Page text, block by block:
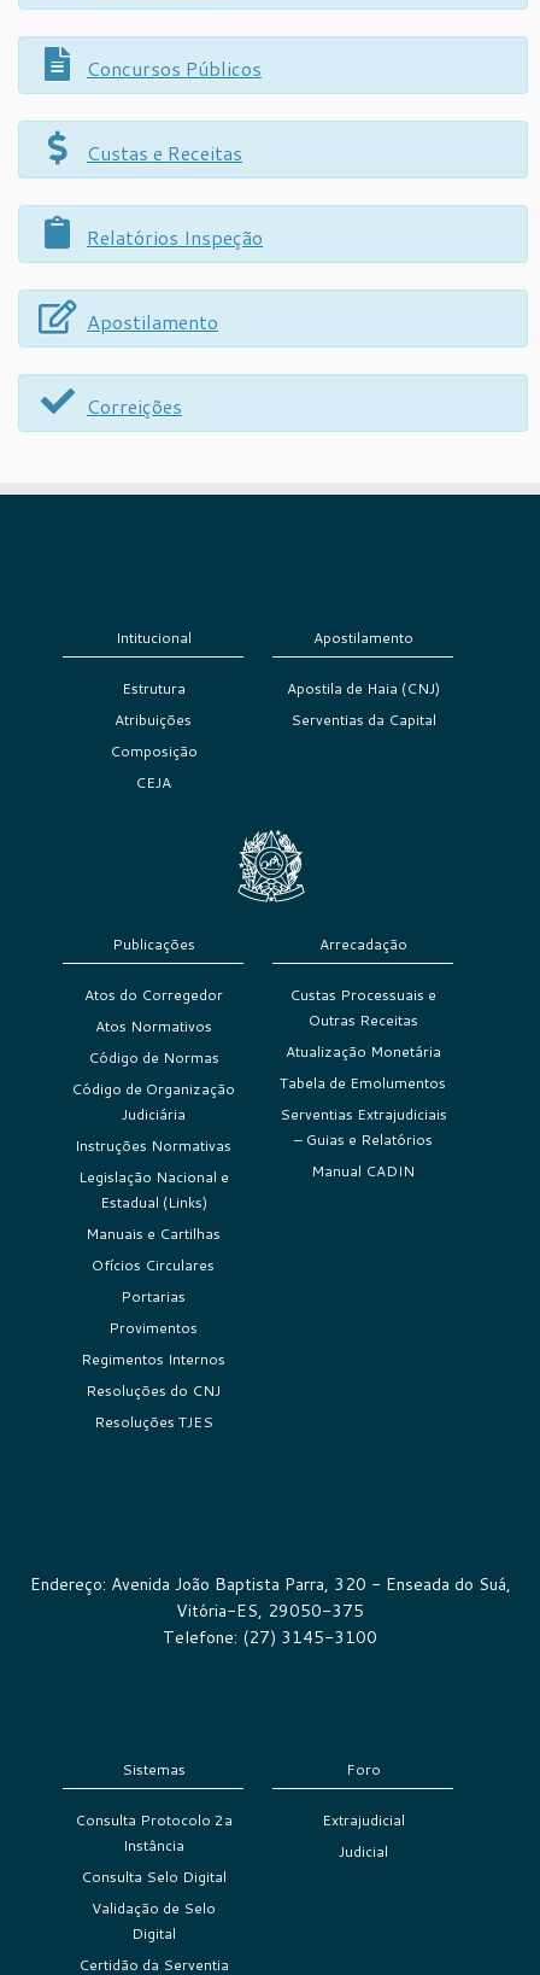
Concursos Públicos
Custas e Receitas
Relatórios Inspeção
Apostilamento
Correições
Intitucional
Estrutura
Atribuições
Composição
CEJA
Apostilamento
Apostila de Haia (CNJ)
Serventias da Capital
Publicações
Atos do Corregedor
Atos Normativos
Código de Normas
Código de Organização
Judiciária
Instruções Normativas
Legislação Nacional e
Estadual (Links)
Manuais e Cartilhas
Ofícios Circulares
Portarias
Provimentos
Regimentos Internos
Resoluções do CNJ
Resoluções TJES
Arrecadação
Custas Processuais e
Outras Receitas
Atualização Monetária
Tabela de Emolumentos
Serventias Extrajudiciais
– Guias e Relatórios
Manual CADIN
Endereço: Avenida João Baptista Parra, 320 - Enseada do Suá,
Vitória-ES, 29050-375
Telefone: (27) 3145-3100
Sistemas
Consulta Protocolo 2a
Instância
Consulta Selo Digital
Validação de Selo
Digital
Certidão da Serventia
Foro
Extrajudicial
Judicial